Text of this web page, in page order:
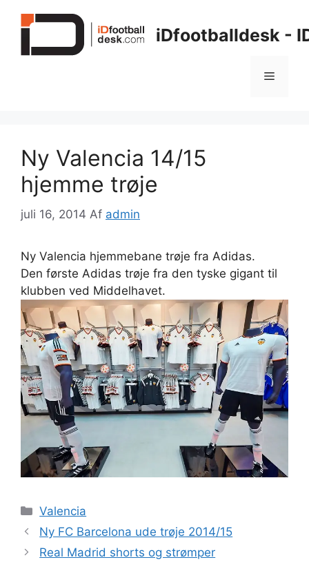
iDfootballdesk -
Menu
Ny Valencia 14/15
hjemme trøje
juli 16, 2014 Af admin
Ny Valencia hjemmebane trøje fra Adidas.
Den første Adidas trøje fra den tyske gigant til
klubben ved Middelhavet.
Kategorier
Valencia
Ny FC Barcelona ude trøje 2014/15
Real Madrid shorts og strømper